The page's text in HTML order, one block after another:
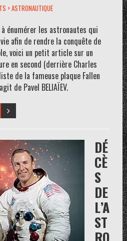
> ASTRONAUTIQUE
énumérer les astronautes qui
afin de rendre la conquête de
voici un petit article sur un
en second (derrière Charles
de la fameuse plaque Fallen
de Pavel BELIAÏEV.
DÉ
CÈ
S
DE
L’A
ST